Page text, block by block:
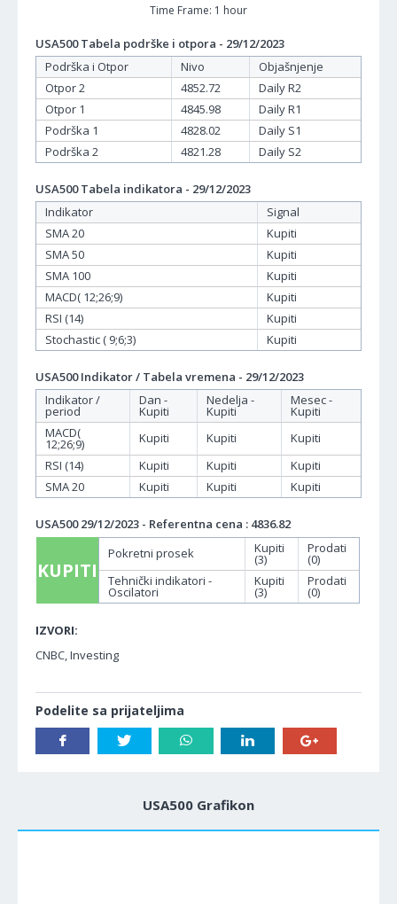
Time Frame: 1 hour
USA500 Tabela podrške i otpora - 29/12/2023
Podrška i Otpor
Nivo
Objašnjenje
Otpor 2
4852.72
Daily R2
Otpor 1
4845.98
Daily R1
Podrška 1
4828.02
Daily S1
Podrška 2
4821.28 Daily S2
USA500 Tabela indikatora - 29/12/2023
Indikator
Signal
SMA 20
Kupiti
SMA 50
Kupiti
SMA 100
Kupiti
MACD( 12;26;9)
Kupiti
RSI (14)
Kupiti
Stochastic ( 9;6;3)
Kupiti
USA500 Indikator / Tabela vremena - 29/12/2023
Indikator /
period
Dan -
Kupiti
Nedelja -
Kupiti
Mesec -
Kupiti
MACD(
12;26;9) Kupiti Kupiti
Kupiti
RSI (14)
Kupiti Kupiti
Kupiti
SMA 20
Kupiti Kupiti Kupiti
USA500 29/12/2023 - Referentna cena : 4836.82
KUPITI
Pokretni prosek Kupiti
(3)
Prodati
(0)
Tehnički indikatori -
Oscilatori
Kupiti
(3)
Prodati
(0)
IZVORI:
CNBC, Investing
Podelite sa prijateljima
USA500 Grafikon